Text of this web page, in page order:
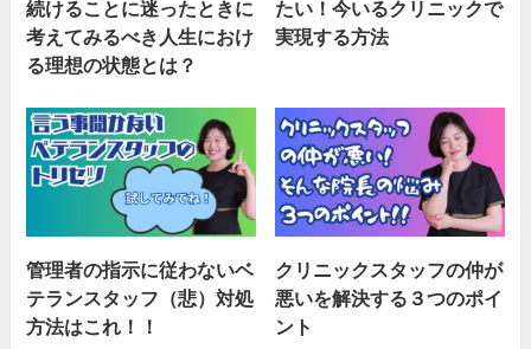
続けることに迷ったときに
考えてみるべき人生におけ
る理想の状態とは？
たい！今いるクリニックで
実現する方法
管理者の指示に従わないベ
テランスタッフ（悲）対処
方法はこれ！！
クリニックスタッフの仲が
悪いを解決する３つのポイ
ント